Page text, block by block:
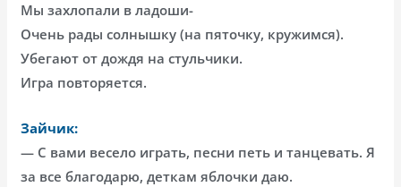
Мы захлопали в ладоши-
Очень рады солнышку (на пяточку, кружимся).
Убегают от дождя на стульчики.
Игра повторяется.
Зайчик:
— С вами весело играть, песни петь и танцевать. Я
за все благодарю, деткам яблочки даю.